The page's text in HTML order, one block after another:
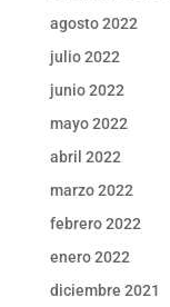
agosto 2022
julio 2022
junio 2022
mayo 2022
abril 2022
marzo 2022
febrero 2022
enero 2022
diciembre 2021